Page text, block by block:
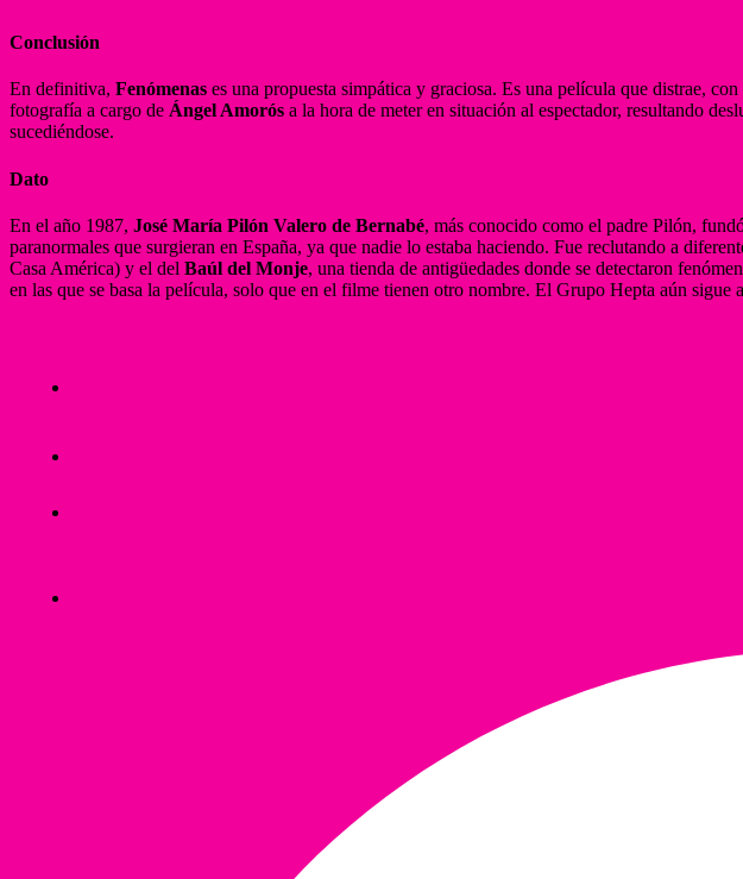
Conclusión
En definitiva, Fenómenas es una propuesta simpática y graciosa. Es una película que distrae,
fotografía a cargo de Ángel Amorós a la hora de meter en situación al espectador, resultando
sucediéndose.
Dato
En el año 1987, José María Pilón Valero de Bernabé, más conocido como el padre Pilón,
paranormales que surgieran en España, ya que nadie lo estaba haciendo. Fue reclutando a
Casa América) y el del Baúl del Monje, una tienda de antigüedades donde se detectaron
en las que se basa la película, solo que en el filme tienen otro nombre. El Grupo Hepta aún sigue